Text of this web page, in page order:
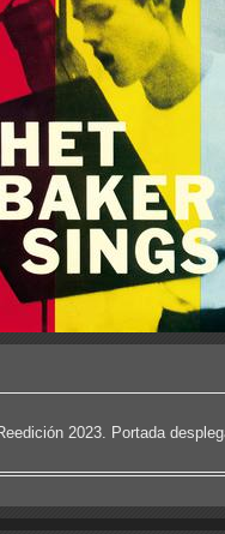
2023. Portada